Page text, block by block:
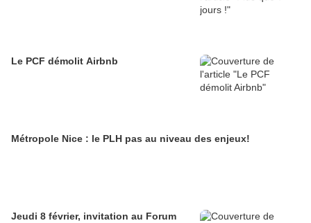
Le PCF démolit Airbnb
Métropole Nice : le PLH pas au niveau des enjeux!
Jeudi 8 février, invitation au Forum